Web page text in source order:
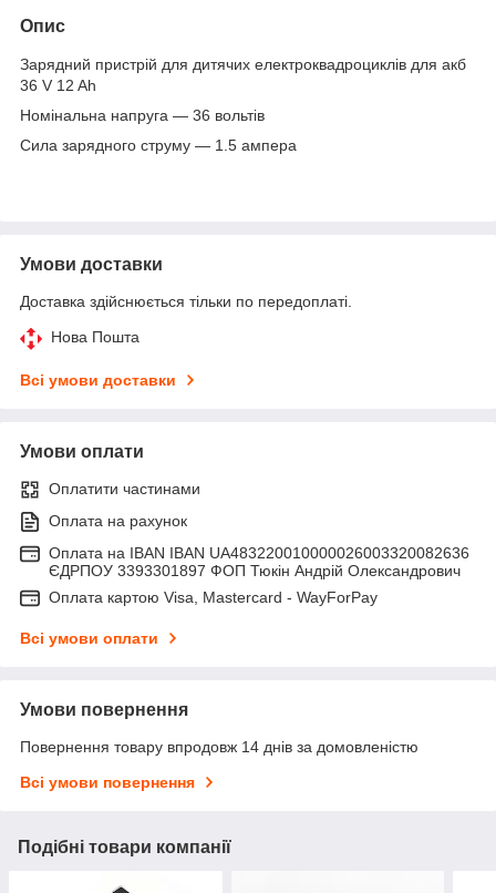
Опис
Зарядний пристрій для дитячих електроквадроциклів для акб
36 V 12 Ah
Номінальна напруга — 36 вольтів
Сила зарядного струму — 1.5 ампера
Умови доставки
Доставка здійснюється тільки по передоплаті.
Нова Пошта
Всі умови доставки
Умови оплати
Оплатити частинами
Оплата на рахунок
Оплата на IBAN IBAN UA483220010000026003320082636
ЄДРПОУ 3393301897 ФОП Тюкін Андрій Олександрович
Оплата картою Visa, Mastercard - WayForPay
Всі умови оплати
Умови повернення
Повернення товару впродовж 14 днів за домовленістю
Всі умови повернення
Подібні товари компанії